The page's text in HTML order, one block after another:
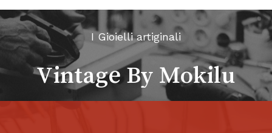
I Gioielli artiginali
Vintage By Mokilu